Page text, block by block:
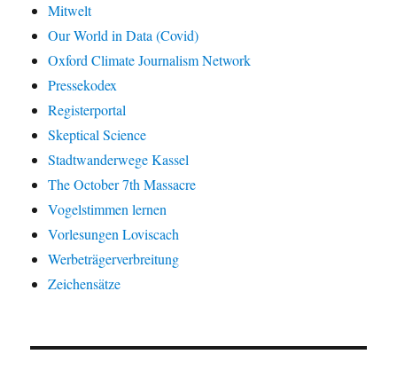
Mitwelt
Our World in Data (Covid)
Oxford Climate Journalism Network
Pressekodex
Registerportal
Skeptical Science
Stadtwanderwege Kassel
The October 7th Massacre
Vogelstimmen lernen
Vorlesungen Loviscach
Werbeträgerverbreitung
Zeichensätze